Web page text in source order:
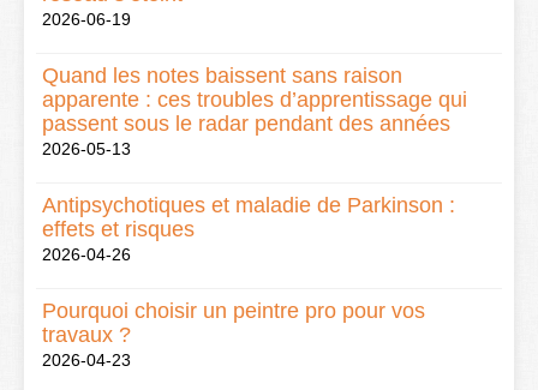
2026-06-19
Quand les notes baissent sans raison
apparente : ces troubles d’apprentissage qui
passent sous le radar pendant des années
2026-05-13
Antipsychotiques et maladie de Parkinson :
effets et risques
2026-04-26
Pourquoi choisir un peintre pro pour vos
travaux ?
2026-04-23